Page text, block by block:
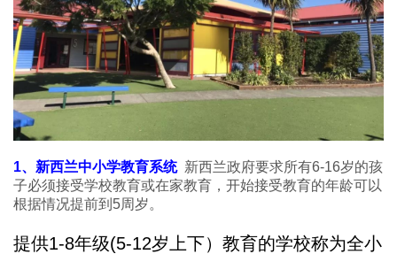
1、新西兰中小学教育系统 新西兰政府要求所有6-16岁的孩
子必须接受学校教育或在家教育，开始接受教育的年龄可以
根据情况提前到5周岁。
提供1-8年级(5-12岁上下）教育的学校称为全小